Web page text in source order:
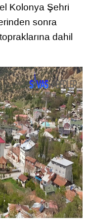
Kolonya Şehri
sonra
dahil